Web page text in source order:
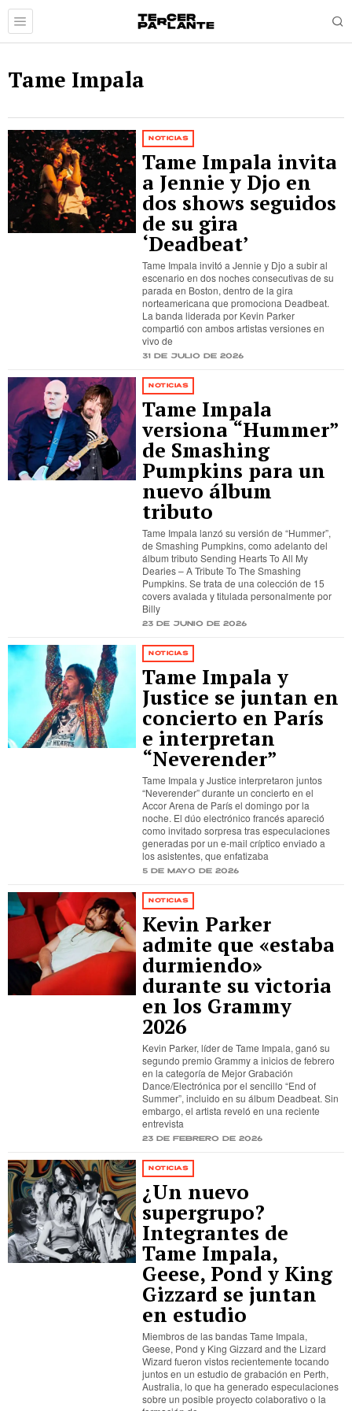
Tame Impala
NOTICIAS
Tame Impala invita
a Jennie y Djo en
dos shows seguidos
de su gira
‘Deadbeat’
Tame Impala invitó a Jennie y Djo a subir al
escenario en dos noches consecutivas de su
parada en Boston, dentro de la gira
norteamericana que promociona Deadbeat.
La banda liderada por Kevin Parker
compartió con ambos artistas versiones en
vivo de
31 de julio de 2026
NOTICIAS
Tame Impala
versiona “Hummer”
de Smashing
Pumpkins para un
nuevo álbum
tributo
Tame Impala lanzó su versión de “Hummer”,
de Smashing Pumpkins, como adelanto del
álbum tributo Sending Hearts To All My
Dearies – A Tribute To The Smashing
Pumpkins. Se trata de una colección de 15
covers avalada y titulada personalmente por
Billy
23 de junio de 2026
NOTICIAS
Tame Impala y
Justice se juntan en
concierto en París
e interpretan
“Neverender”
Tame Impala y Justice interpretaron juntos
“Neverender” durante un concierto en el
Accor Arena de París el domingo por la
noche. El dúo electrónico francés apareció
como invitado sorpresa tras especulaciones
generadas por un e-mail críptico enviado a
los asistentes, que enfatizaba
5 de mayo de 2026
NOTICIAS
Kevin Parker
admite que «estaba
durmiendo»
durante su victoria
en los Grammy
2026
Kevin Parker, líder de Tame Impala, ganó su
segundo premio Grammy a inicios de febrero
en la categoría de Mejor Grabación
Dance/Electrónica por el sencillo “End of
Summer”, incluido en su álbum Deadbeat. Sin
embargo, el artista reveló en una reciente
entrevista
23 de febrero de 2026
NOTICIAS
¿Un nuevo
supergrupo?
Integrantes de
Tame Impala,
Geese, Pond y King
Gizzard se juntan
en estudio
Miembros de las bandas Tame Impala,
Geese, Pond y King Gizzard and the Lizard
Wizard fueron vistos recientemente tocando
juntos en un estudio de grabación en Perth,
Australia, lo que ha generado especulaciones
sobre un posible proyecto colaborativo o la